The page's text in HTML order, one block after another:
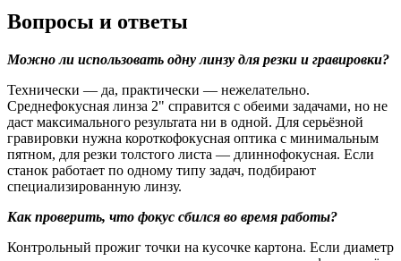
Вопросы и ответы
Можно ли использовать одну линзу для резки и гравировки?
Технически — да, практически — нежелательно.
Среднефокусная линза 2" справится с обеими задачами, но не
даст максимального результата ни в одной. Для серьёзной
гравировки нужна короткофокусная оптика с минимальным
пятном, для резки толстого листа — длиннофокусная. Если
станок работает по одному типу задач, подбирают
специализированную линзу.
Как проверить, что фокус сбился во время работы?
Контрольный прожиг точки на кусочке картона. Если диаметр